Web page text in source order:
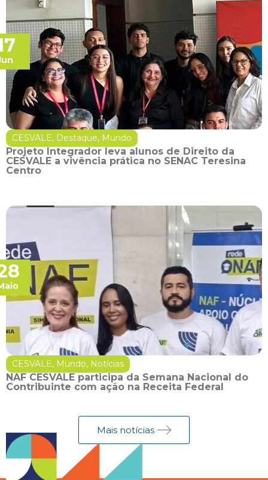
CESVALE, Destaque, Mundo
Projeto Integrador leva alunos de Direito da
CESVALE a vivência prática no SENAC Teresina
Centro
CESVALE, Mundo, Notícias
NAF CESVALE participa da Semana Nacional do
Contribuinte com ação na Receita Federal
Mais notícias